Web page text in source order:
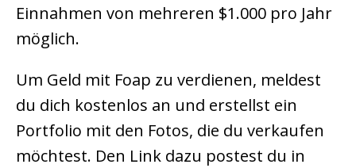
Einnahmen von mehreren $1.000 pro Jahr
möglich.
Um Geld mit Foap zu verdienen, meldest
du dich kostenlos an und erstellst ein
Portfolio mit den Fotos, die du verkaufen
möchtest. Den Link dazu postest du in